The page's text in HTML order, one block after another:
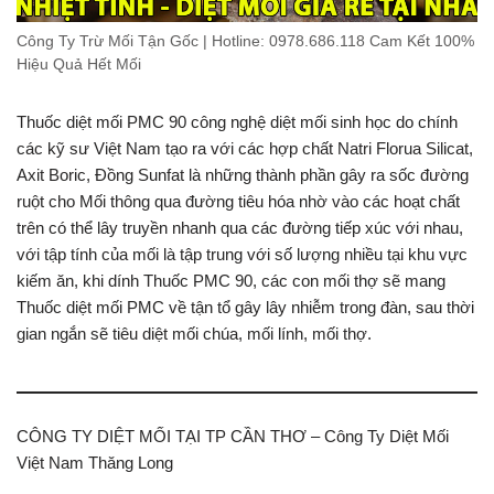
Công Ty Trừ Mối Tận Gốc | Hotline: 0978.686.118 Cam Kết 100%
Hiệu Quả Hết Mối
Thuốc diệt mối PMC 90 công nghệ diệt mối sinh học do chính
các kỹ sư Việt Nam tạo ra với các hợp chất Natri Florua Silicat,
Axit Boric, Đồng Sunfat là những thành phần gây ra sốc đường
ruột cho Mối thông qua đường tiêu hóa nhờ vào các hoạt chất
trên có thể lây truyền nhanh qua các đường tiếp xúc với nhau,
với tập tính của mối là tập trung với số lượng nhiều tại khu vực
kiếm ăn, khi dính Thuốc PMC 90, các con mối thợ sẽ mang
Thuốc diệt mối PMC về tận tổ gây lây nhiễm trong đàn, sau thời
gian ngắn sẽ tiêu diệt mối chúa, mối lính, mối thợ.
CÔNG TY DIỆT MỐI TẠI TP CẦN THƠ – Công Ty Diệt Mối
Việt Nam Thăng Long